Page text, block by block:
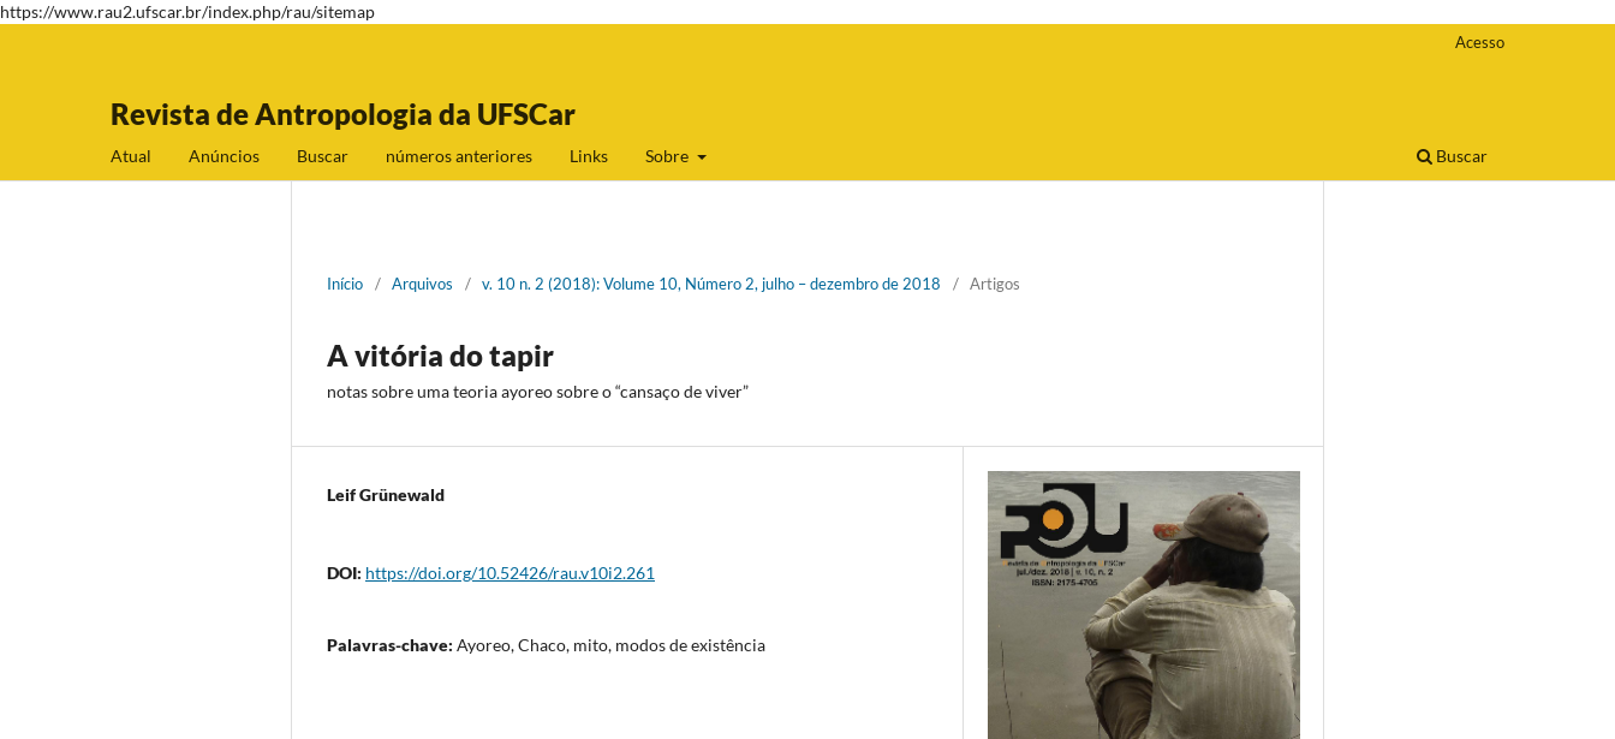
https://www.rau2.ufscar.br/index.php/rau/sitemap
Revista de Antropologia da UFSCar
Atual Anúncios Buscar números anteriores Links Sobre Buscar
Acesso
Início / Arquivos / v. 10 n. 2 (2018): Volume 10, Número 2, julho – dezembro de 2018 / Artigos
A vitória do tapir
notas sobre uma teoria ayoreo sobre o “cansaço de viver”
Leif Grünewald
DOI: https://doi.org/10.52426/rau.v10i2.261
Palavras-chave: Ayoreo, Chaco, mito, modos de existência